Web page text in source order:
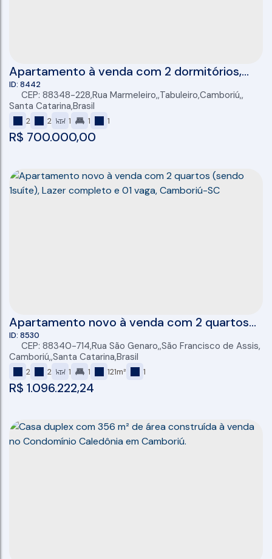
Apartamento à venda com 2 dormitórios,
semi mobiliado, sacada com churrasqueira e
vaga privativa, no bairro Tabuleiro em
Camboriú/SC
R$ 700.000,00
8442
CEP: 88348-228,Rua Marmeleiro ,Tabuleiro,Camboriú ,
Santa Catarina,Brasil
2 2 1 1 1
Apartamento novo à venda com 2 quartos
(sendo 1suíte), Lazer completo e 01 vaga,
Camboriú-SC
R$ 1.096.222,24
8530
CEP: 88340-714,Rua São Genaro ,São Francisco de Assis,
Camboriú ,Santa Catarina,Brasil
2 2 1 1 121m² 1